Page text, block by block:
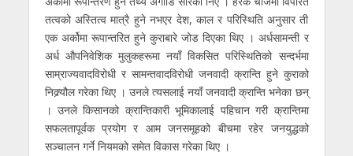
तत्वको अस्तित्व मात्रै हुने नभएर देश, काल र परिस्थिति अनुसार ती
एक अर्कोमा रूपान्तरित हुने कुराबारे जोड दिएका थिए । अर्धसामन्ती र
अर्ध औपनिवेशिक मुलुकहरूमा नयाँ विकसित परिस्थितिको सन्दर्भमा
साम्राज्यवादविरोधी र सामन्तवादविरोधी जनवादी क्रान्ति हुने कुराको
निक्र्यौल गरेका थिए । उनले त्यसलाई नयाँ जनवादी क्रान्ति भनेका छन्
। उनले किसानको क्रान्तिकारी भूमिकालाई पहिचान गरी क्रान्तिमा
सफलतापूर्वक प्रयोग र आम जनसमूहको बीचमा रहेर जनयुद्धको
सञ्चालन गर्ने नियमको समेत विकास गरेका थिए ।